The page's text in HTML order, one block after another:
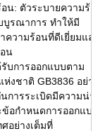
น: ตัวระบายความร้อน
บูรณาการ ทำให้มี
วามร้อนที่ดีเยี่ยมและ
น
รับการออกแบบตาม
งชาติ GB3836 อย่าง
การระเบิดมีความน่า
อกำหนดการออกแบบ
อย่างเต็มที่